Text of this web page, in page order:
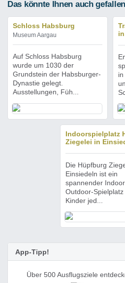
Das könnte Ihnen auch gefallen
Schloss Habsburg
Museum Aargau
Auf Schloss Habsburg
wurde um 1030 der
Grundstein der Habsburger-
Dynastie gelegt.
Ausstellungen, Füh...
Indoorspielplatz
Ziegelei in
Die Hüpfburg
Einsiedeln ist ein
spannender
Outdoor-
Kinder jed...
App-Tipp!
Über 500 Ausflugsziele